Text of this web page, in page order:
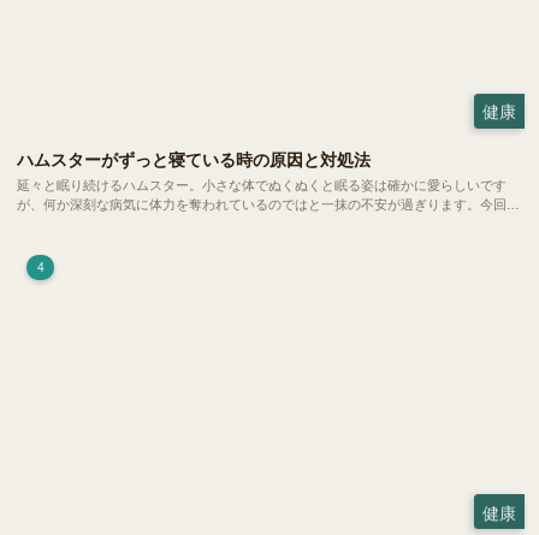
健康
ハムスターがずっと寝ている時の原因と対処法
延々と眠り続けるハムスター。小さな体でぬくぬくと眠る姿は確かに愛らしいです
が、何か深刻な病気に体力を奪われているのではと一抹の不安が過ぎります。今回
4
健康